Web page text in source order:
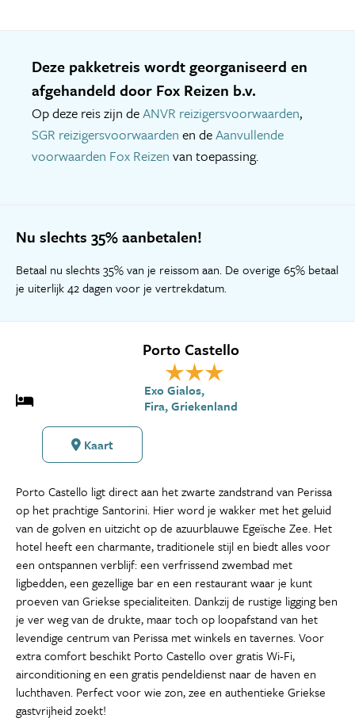
Deze pakketreis wordt georganiseerd en
afgehandeld door Fox Reizen b.v.
Op deze reis zijn deANVR reizigersvoorwaarden,
SGR reizigersvoorwaarden en deAanvullende
voorwaarden Fox Reizen van toepassing.
Nu slechts 35% aanbetalen!
Betaal nu slechts 35% van je reissom aan. De overige 65% betaal
je uiterlijk 42 dagen voor je vertrekdatum.
Porto Castello
Exo Gialos,
Fira, Griekenland
Kaart
Porto Castello ligt direct aan het zwarte zandstrand van Perissa
op het prachtige Santorini. Hier word je wakker met het geluid
van de golven en uitzicht op de azuurblauwe Egeïsche Zee. Het
hotel heeft een charmante, traditionele stijl en biedt alles voor
een ontspannen verblijf: een verfrissend zwembad met
ligbedden, een gezellige bar en een restaurant waar je kunt
proeven van Griekse specialiteiten. Dankzij de rustige ligging ben
je ver weg van de drukte, maar toch op loopafstand van het
levendige centrum van Perissa met winkels en tavernes. Voor
extra comfort beschikt Porto Castello over gratis Wi-Fi,
airconditioning en een gratis pendeldienst naar de haven en
luchthaven. Perfect voor wie zon, zee en authentieke Griekse
gastvrijheid zoekt!